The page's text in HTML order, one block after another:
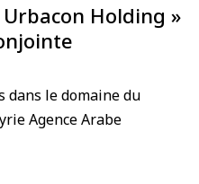
Urbacon Holding »